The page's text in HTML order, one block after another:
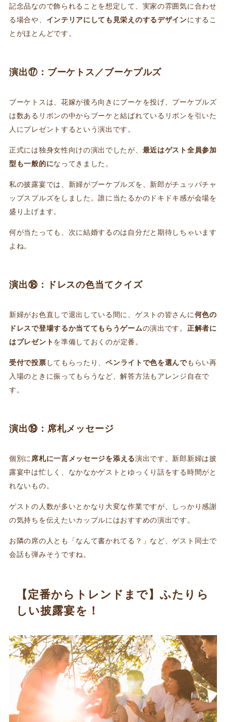
記念品なので飾られることを想定して、実家の雰囲気に合わせ
る場合や、 インテリアにしても見栄えのするデザインにするこ
とがほとんどです。
演出⑰：ブーケトス／ブーケプルズ
ブーケトスは、花嫁が後ろ向きにブーケを投げ、ブーケプルズ
は数あるリボンの中からブーケと結ばれているリボンを引いた
人にプレゼントするという演出です。
正式には独身女性向けの演出でしたが、 最近はゲスト全員参加
型も一般的になってきました。
私の披露宴では、新婦がブーケプルズを、新郎がチュッパチャ
ップスプルズをしました。誰に当たるかのドキドキ感が会場を
盛り上げます。
何が当たっても、次に結婚するのは自分だと期待しちゃいます
よね。
演出⑱：ドレスの色当てクイズ
新婦がお色直しで退出している間に、ゲストの皆さんに 何色の
ドレスで登場するか当ててもらうゲームの演出です。 正解者に
はプレゼント を準備しておくのが定番。
受付で投票 してもらったり、ペンライトで色を選んでもらい再
入場のときに振ってもらうなど、解答方法もアレンジ自在で
す。
演出⑲：席札メッセージ
個別に 席札に一言メッセージを添える演出です。新郎新婦は披
露宴中は忙しく、なかなかゲストとゆっくり話をする時間がと
れないもの。
ゲストの人数が多いとかなり大変な作業ですが、しっかり感謝
の気持ちを伝えたいカップルにはおすすめの演出です。
お隣の席の人とも「なんて書かれてる？」など、ゲスト同士で
会話も弾みそうですね。
【定番からトレンドまで】ふたりら
しい披露宴を！